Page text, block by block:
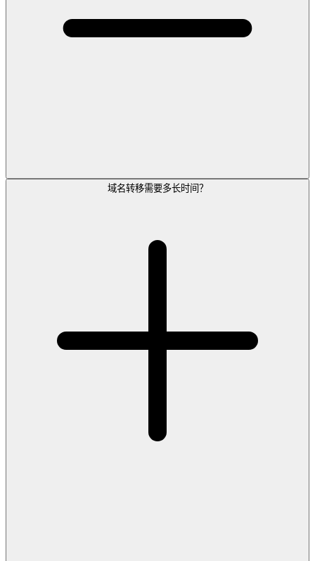
域名转移需要多长时间？